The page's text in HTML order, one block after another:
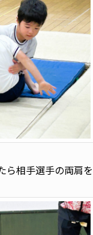
ら相手選手の両肩